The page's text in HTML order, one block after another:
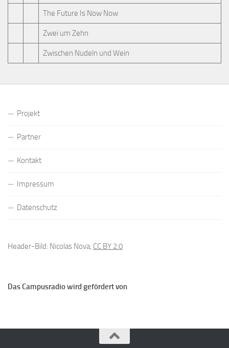
The Future Is Now Now
Zwei um Zehn
Zwischen Nudeln und Wein
Projekt
Partner
Kontakt
Impressum
Datenschutz
Header-Bild: Nicolas Nova, CC BY 2.0
Das Campusradio wird gefördert von